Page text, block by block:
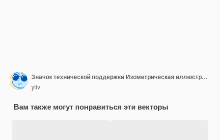
Значок технической поддержки Изометрическая иллюстрация векторной иконки технической поддержки для сети
yliv
Вам также могут понравиться эти векторы